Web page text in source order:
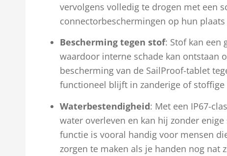
vervolgens volledig te drogen met een
connectorbeschermingen op hun plaats
Bescherming tegen stof: Stof kan een
waardoor interne schade kan ontstaan
bescherming van de SailProof-tablet
functioneel blijft in zanderige of stoffige
Waterbestendigheid: Met een IP67-
water overleven en kan hij zonder
functie is vooral handig voor mensen
zorgen te maken als je handen nog nat